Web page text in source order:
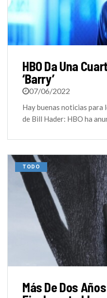
HBO Da Una
‘Barry’
07/06/2022
Hay buenas noticias para
de Bill Hader: HBO ha
TODO
Más De Dos